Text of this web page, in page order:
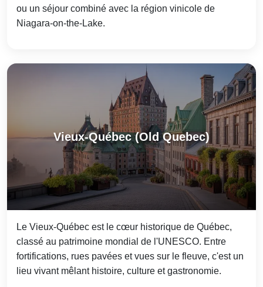
ou un séjour combiné avec la région vinicole de
Niagara-on-the-Lake.
Vieux-Québec (Old Quebec)
Le Vieux-Québec est le cœur historique de Québec,
classé au patrimoine mondial de l'UNESCO. Entre
fortifications, rues pavées et vues sur le fleuve, c'est un
lieu vivant mêlant histoire, culture et gastronomie.